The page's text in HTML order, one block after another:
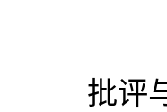
批评